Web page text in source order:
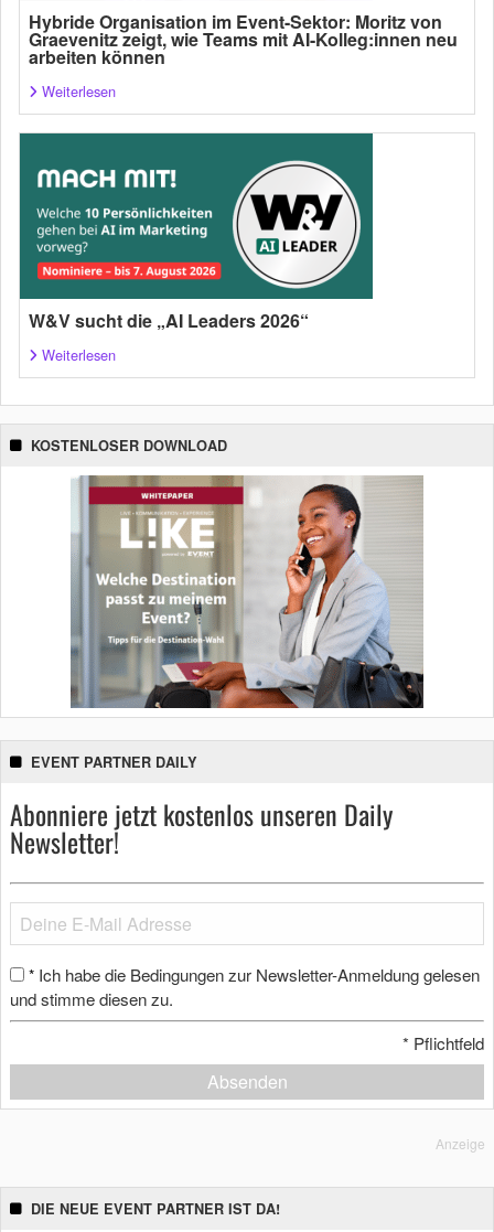
Hybride Organisation im Event-Sektor: Moritz von
Graevenitz zeigt, wie Teams mit AI-Kolleg:innen neu
arbeiten können
Weiterlesen
W&V sucht die „AI Leaders 2026“
Weiterlesen
KOSTENLOSER DOWNLOAD
EVENT PARTNER DAILY
Abonniere jetzt kostenlos unseren Daily
Newsletter!
* Ich habe die Bedingungen zur Newsletter-Anmeldung gelesen
und stimme diesen zu.
* Pflichtfeld
Absenden
Anzeige
DIE NEUE EVENT PARTNER IST DA!